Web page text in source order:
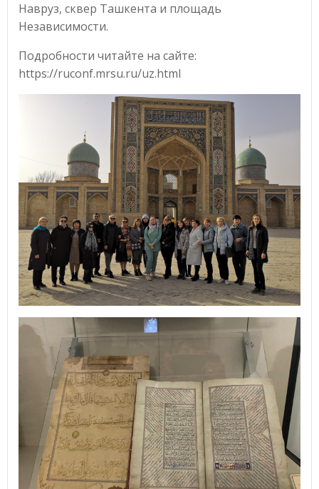
Навруз, сквер Ташкента и площадь
Независимости.
Подробности читайте на сайте:
https://ruconf.mrsu.ru/uz.html